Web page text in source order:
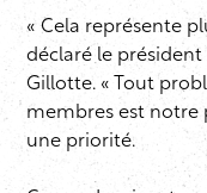
« Cela représente
déclaré le président
Gillotte. « Tout
membres est notre
une priorité.